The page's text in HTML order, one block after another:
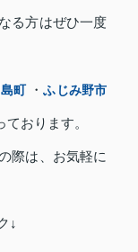
る方はぜひ一度
町・ふじみ野市
おります。
際は、お気軽に
↓